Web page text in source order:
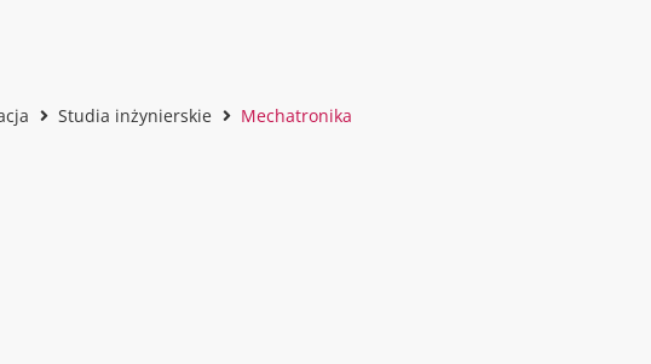
Studia inżynierskie Mechatronika